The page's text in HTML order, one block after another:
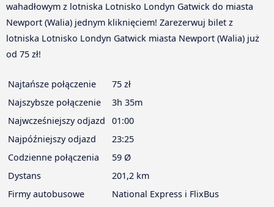
wahadłowym z lotniska Lotnisko Londyn Gatwick do miasta
Newport (Walia) jednym kliknięciem! Zarezerwuj bilet z
lotniska Lotnisko Londyn Gatwick miasta Newport (Walia) już
od 75 zł!
Najtańsze połączenie
75 zł
Najszybsze połączenie
3h 35m
Najwcześniejszy odjazd
01:00
Najpóźniejszy odjazd
23:25
Codzienne połączenia
59 Ø
Dystans
201,2 km
Firmy autobusowe
National Express i FlixBus